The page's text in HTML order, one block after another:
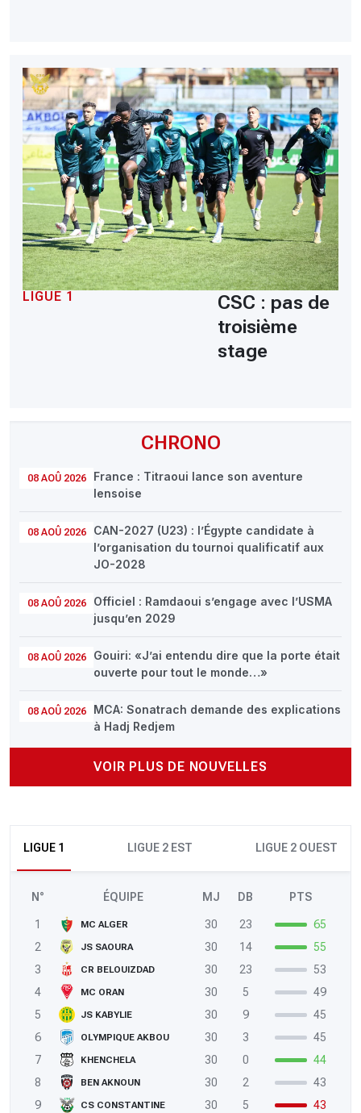
CHRONO
08 AOÛ 2026
France : Titraoui lance son aventure
lensoise
08 AOÛ 2026
CAN-2027 (U23) : l’Égypte candidate à
l’organisation du tournoi qualificatif aux
JO-2028
08 AOÛ 2026
Officiel : Ramdaoui s’engage avec l’USMA
jusqu’en 2029
08 AOÛ 2026
Gouiri: «J’ai entendu dire que la porte était
ouverte pour tout le monde…»
08 AOÛ 2026
MCA: Sonatrach demande des explications
à Hadj Redjem
VOIR PLUS DE NOUVELLES
LIGUE 1 LIGUE 2 EST LIGUE 2 OUEST
N° ÉQUIPE MJ DB PTS
1 MC ALGER 30 23
65
2
JS SAOURA 30 14
55
3
CR BELOUIZDAD 30 23
53
4
MC ORAN 30 5
49
5
JS KABYLIE 30 9
45
6
OLYMPIQUE AKBOU 30 3
45
7
KHENCHELA 30 0
44
8
BEN AKNOUN 30 2
43
9
CS CONSTANTINE 30 5
43
LIGUE 1
CSC : pas de
troisième
stage